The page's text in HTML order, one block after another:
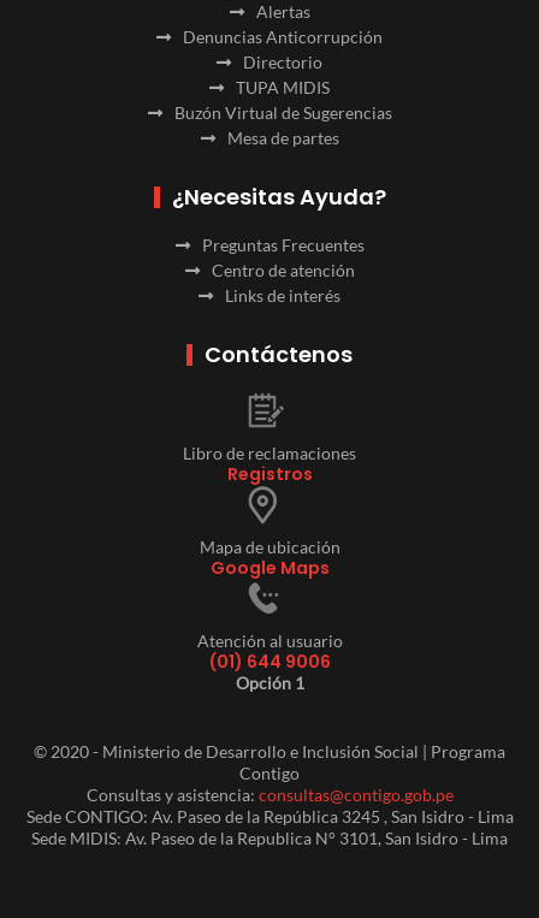
Alertas
Denuncias Anticorrupción
Directorio
TUPA MIDIS
Buzón Virtual de Sugerencias
Mesa de partes
¿Necesitas Ayuda?
Preguntas Frecuentes
Centro de atención
Links de interés
Contáctenos
Libro de reclamaciones
Registros
Mapa de ubicación
Google Maps
Atención al usuario
(01) 644 9006
Opción 1
© 2020 - Ministerio de Desarrollo e Inclusión Social | Programa
Contigo
Consultas y asistencia: consultas@contigo.gob.pe
Sede CONTIGO: Av. Paseo de la República 3245 , San Isidro - Lima
Sede MIDIS: Av. Paseo de la Republica N° 3101, San Isidro - Lima